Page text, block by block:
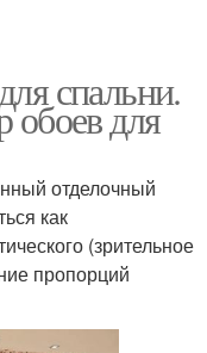
спальни.
обоев для
отделочный
как
(зрительное
пропорций